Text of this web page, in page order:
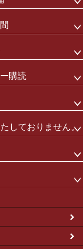
購読
しておりません。